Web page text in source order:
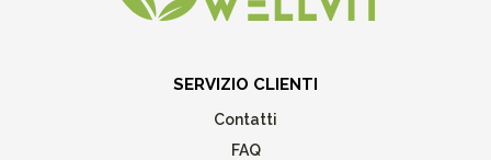
SERVIZIO CLIENTI
Contatti
FAQ